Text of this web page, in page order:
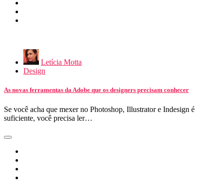
Letícia Motta
Design
As novas ferramentas da Adobe que os designers precisam conhecer
Se você acha que mexer no Photoshop, Illustrator e Indesign é
suficiente, você precisa ler…